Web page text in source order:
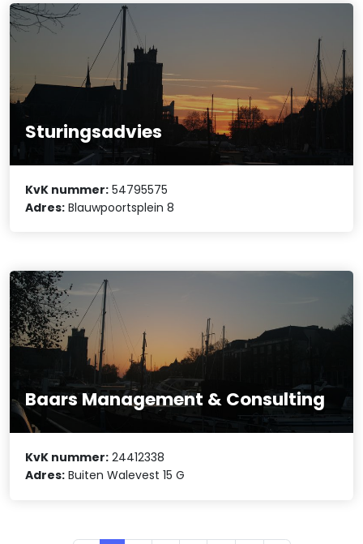
Sturingsadvies
KvK nummer: 54795575
Adres: Blauwpoortsplein 8
Baars Management & Consulting
KvK nummer: 24412338
Adres: Buiten Walevest 15 G